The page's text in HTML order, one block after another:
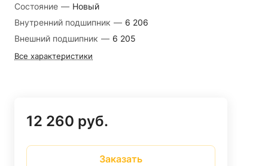
Состояние — Новый
Внутренний подшипник — 6 206
Внешний подшипник — 6 205
Все характеристики
12 260 руб.
Заказать